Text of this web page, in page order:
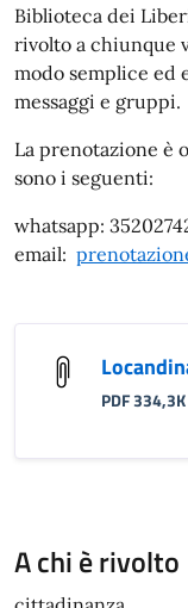
Biblioteca dei
rivolto a chiunque
modo semplice ed
messaggi e gruppi.
La prenotazione è
sono i seguenti:
whatsapp:
email:
PDF 334,3K
A chi è rivolto